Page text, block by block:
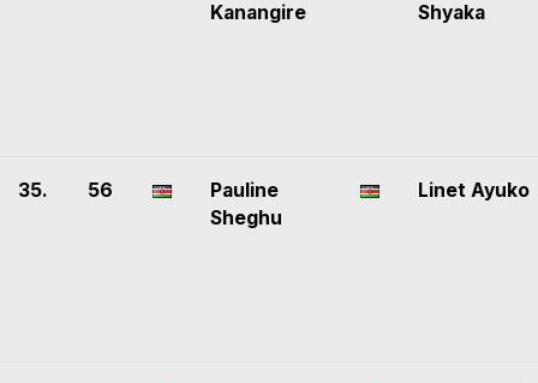
Kanangire
Shyaka
35. 56
Pauline
Sheghu
Linet Ayuko